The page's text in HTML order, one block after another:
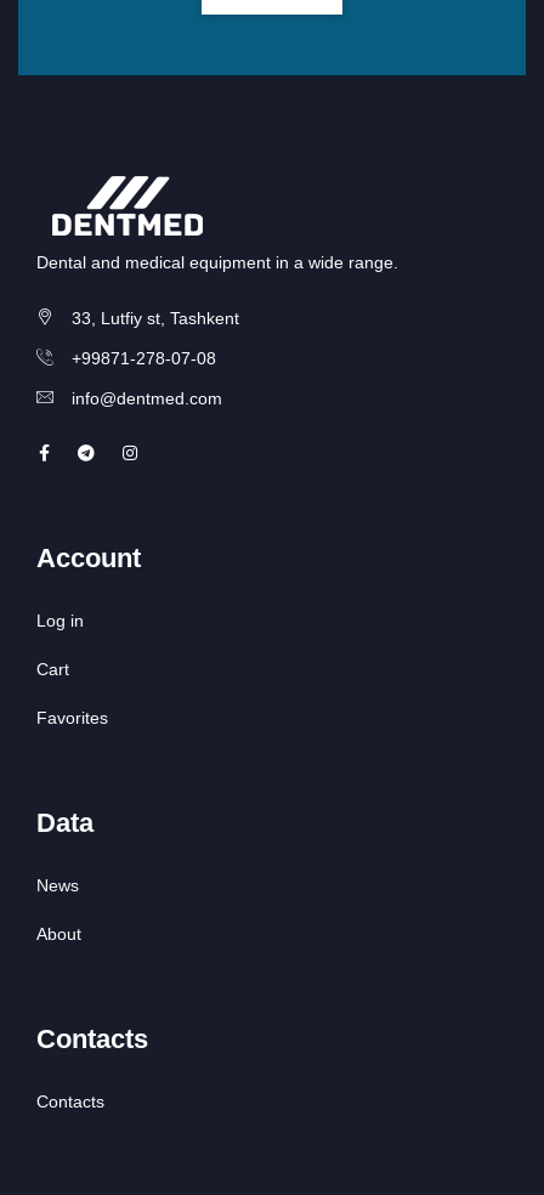
Dental and medical equipment in a wide range.
33, Lutfiy st, Tashkent
+99871-278-07-08
info@dentmed.com
Account
Log in
Cart
Favorites
Data
News
About
Contacts
Contacts